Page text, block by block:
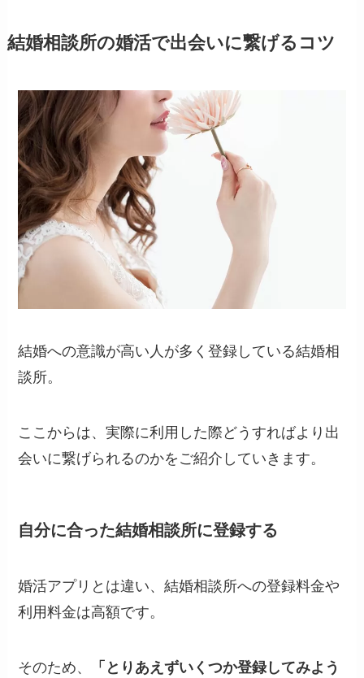
結婚相談所の婚活で出会いに繋げるコツ
結婚への意識が高い人が多く登録している結婚相
談所。
ここからは、実際に利用した際どうすればより出
会いに繋げられるのかをご紹介していきます。
自分に合った結婚相談所に登録する
婚活アプリとは違い、結婚相談所への登録料金や
利用料金は高額です。
そのため、 「とりあえずいくつか登録してみよう